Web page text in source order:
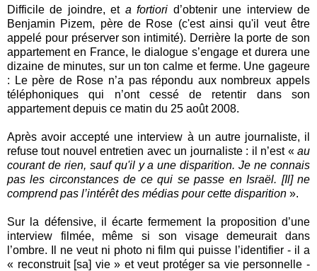
Difficile de joindre, et a fortiori d’obtenir une interview de
Benjamin Pizem, père de Rose (c'est ainsi qu'il veut être
appelé pour préserver son intimité). Derrière la porte de son
appartement en France, le dialogue s’engage et durera une
dizaine de minutes, sur un ton calme et ferme. Une gageure
: Le père de Rose n’a pas répondu aux nombreux appels
téléphoniques qui n’ont cessé de retentir dans son
appartement depuis ce matin du 25 août 2008.
Après avoir accepté une interview à un autre journaliste, il
refuse tout nouvel entretien avec un journaliste : il n’est « au
courant de rien, sauf qu'il y a une disparition. Je ne connais
pas les circonstances de ce qui se passe en Israël. [Il] ne
comprend pas l’intérêt des médias pour cette disparition ».
Sur la défensive, il écarte fermement la proposition d’une
interview filmée, même si son visage demeurait dans
l’ombre. Il ne veut ni photo ni film qui puisse l’identifier - il a
« reconstruit [sa] vie » et veut protéger sa vie personnelle -